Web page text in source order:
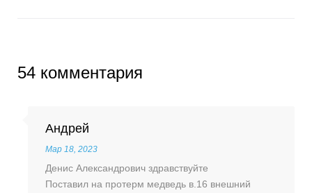
54 комментария
Андрей
Мар 18, 2023
Денис Александрович здравствуйте
Поставил на протерм медведь в.16 внешний